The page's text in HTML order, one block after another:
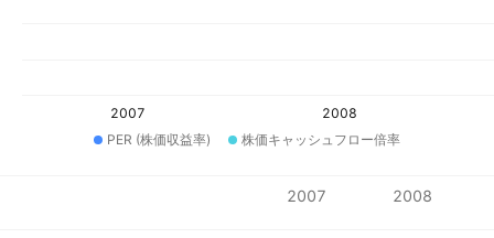
2007
2008
PER (株価収益率)
株価キャッシュフロー倍率
2007 2008